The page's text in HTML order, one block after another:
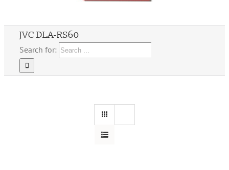
JVC DLA-RS60
Search for: